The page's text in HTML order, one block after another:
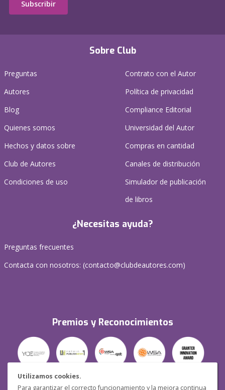
Utilizamos cookies.
Para garantizar el correcto funcionamiento y la mejora continua
Sobre Club
Preguntas
Autores
Blog
Quienes somos
Hechos y datos sobre
Club de Autores
Condiciones de uso
Contrato con el Autor
Política de privacidad
Compliance Editorial
Universidad del Autor
Compras en cantidad
Canales de distribución
Simulador de publicación
de libros
¿Necesitas ayuda?
Preguntas frecuentes
Contacta con nosotros: (contacto@clubdeautores.com)
Premios y Reconocimientos
Subscribir